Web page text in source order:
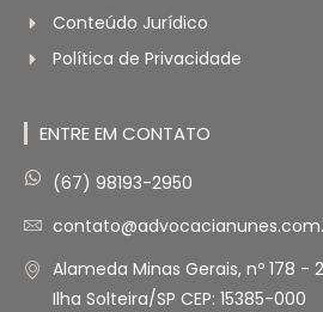
Conteúdo Jurídico
Política de Privacidade
ENTRE EM CONTATO
(67) 98193-2950
Alameda Minas Gerais, nº 178 -
Ilha Solteira/SP CEP: 15385-000